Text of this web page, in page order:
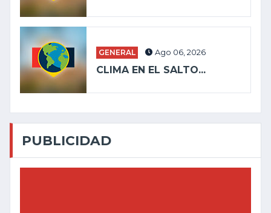
GENERAL Ago 06, 2026
CLIMA EN EL SALTO...
PUBLICIDAD